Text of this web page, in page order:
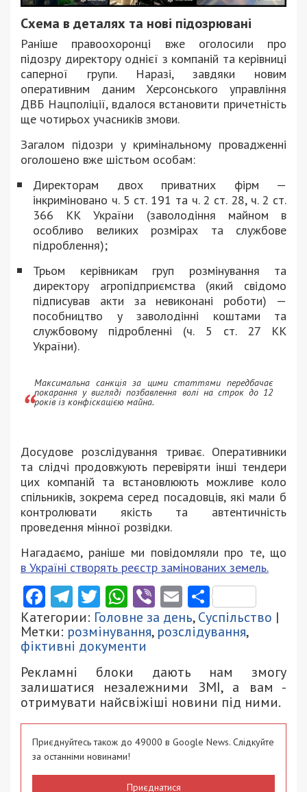
Схема в деталях та нові підозрювані
Раніше правоохоронці вже оголосили про
підозру директору однієї з компаній та керівниці
саперної групи. Наразі, завдяки новим
оперативним даним Херсонського управління
ДВБ Нацполіції, вдалося встановити причетність
ще чотирьох учасників змови.
Загалом підозри у кримінальному провадженні
оголошено вже шістьом особам:
Директорам двох приватних фірм —
інкриміновано ч. 5 ст. 191 та ч. 2 ст. 28, ч. 2 ст.
366 КК України (заволодіння майном в
особливо великих розмірах та службове
підроблення);
Трьом керівникам груп розмінування та
директору агропідприємства (який свідомо
підписував акти за невиконані роботи) —
пособництво у заволодінні коштами та
службовому підробленні (ч. 5 ст. 27 КК
України).
Максимальна санкція за цими статтями передбачає
покарання у вигляді позбавлення волі на строк до 12
років із конфіскацією майна.
Досудове розслідування триває. Оперативники
та слідчі продовжують перевіряти інші тендери
цих компаній та встановлюють можливе коло
спільників, зокрема серед посадовців, які мали б
контролювати якість та автентичність
проведення мінної розвідки.
Нагадаємо, раніше ми повідомляли про те, що
в Україні створять реєстр замінованих земель.
Facebook
Telegram
Twitter
WhatsApp
ViberEmail
Категории: Головне за день,Суспільство |
Метки: розмінування, розслідування,
фіктивні документи
Рекламні блоки дають нам змогу
залишатися незалежними ЗМІ, а вам -
отримувати найсвіжіші новини під ними.
Приєднуйтесь також до 49000 в Google News. Слідкуйте
за останніми новинами!
Приєднатися